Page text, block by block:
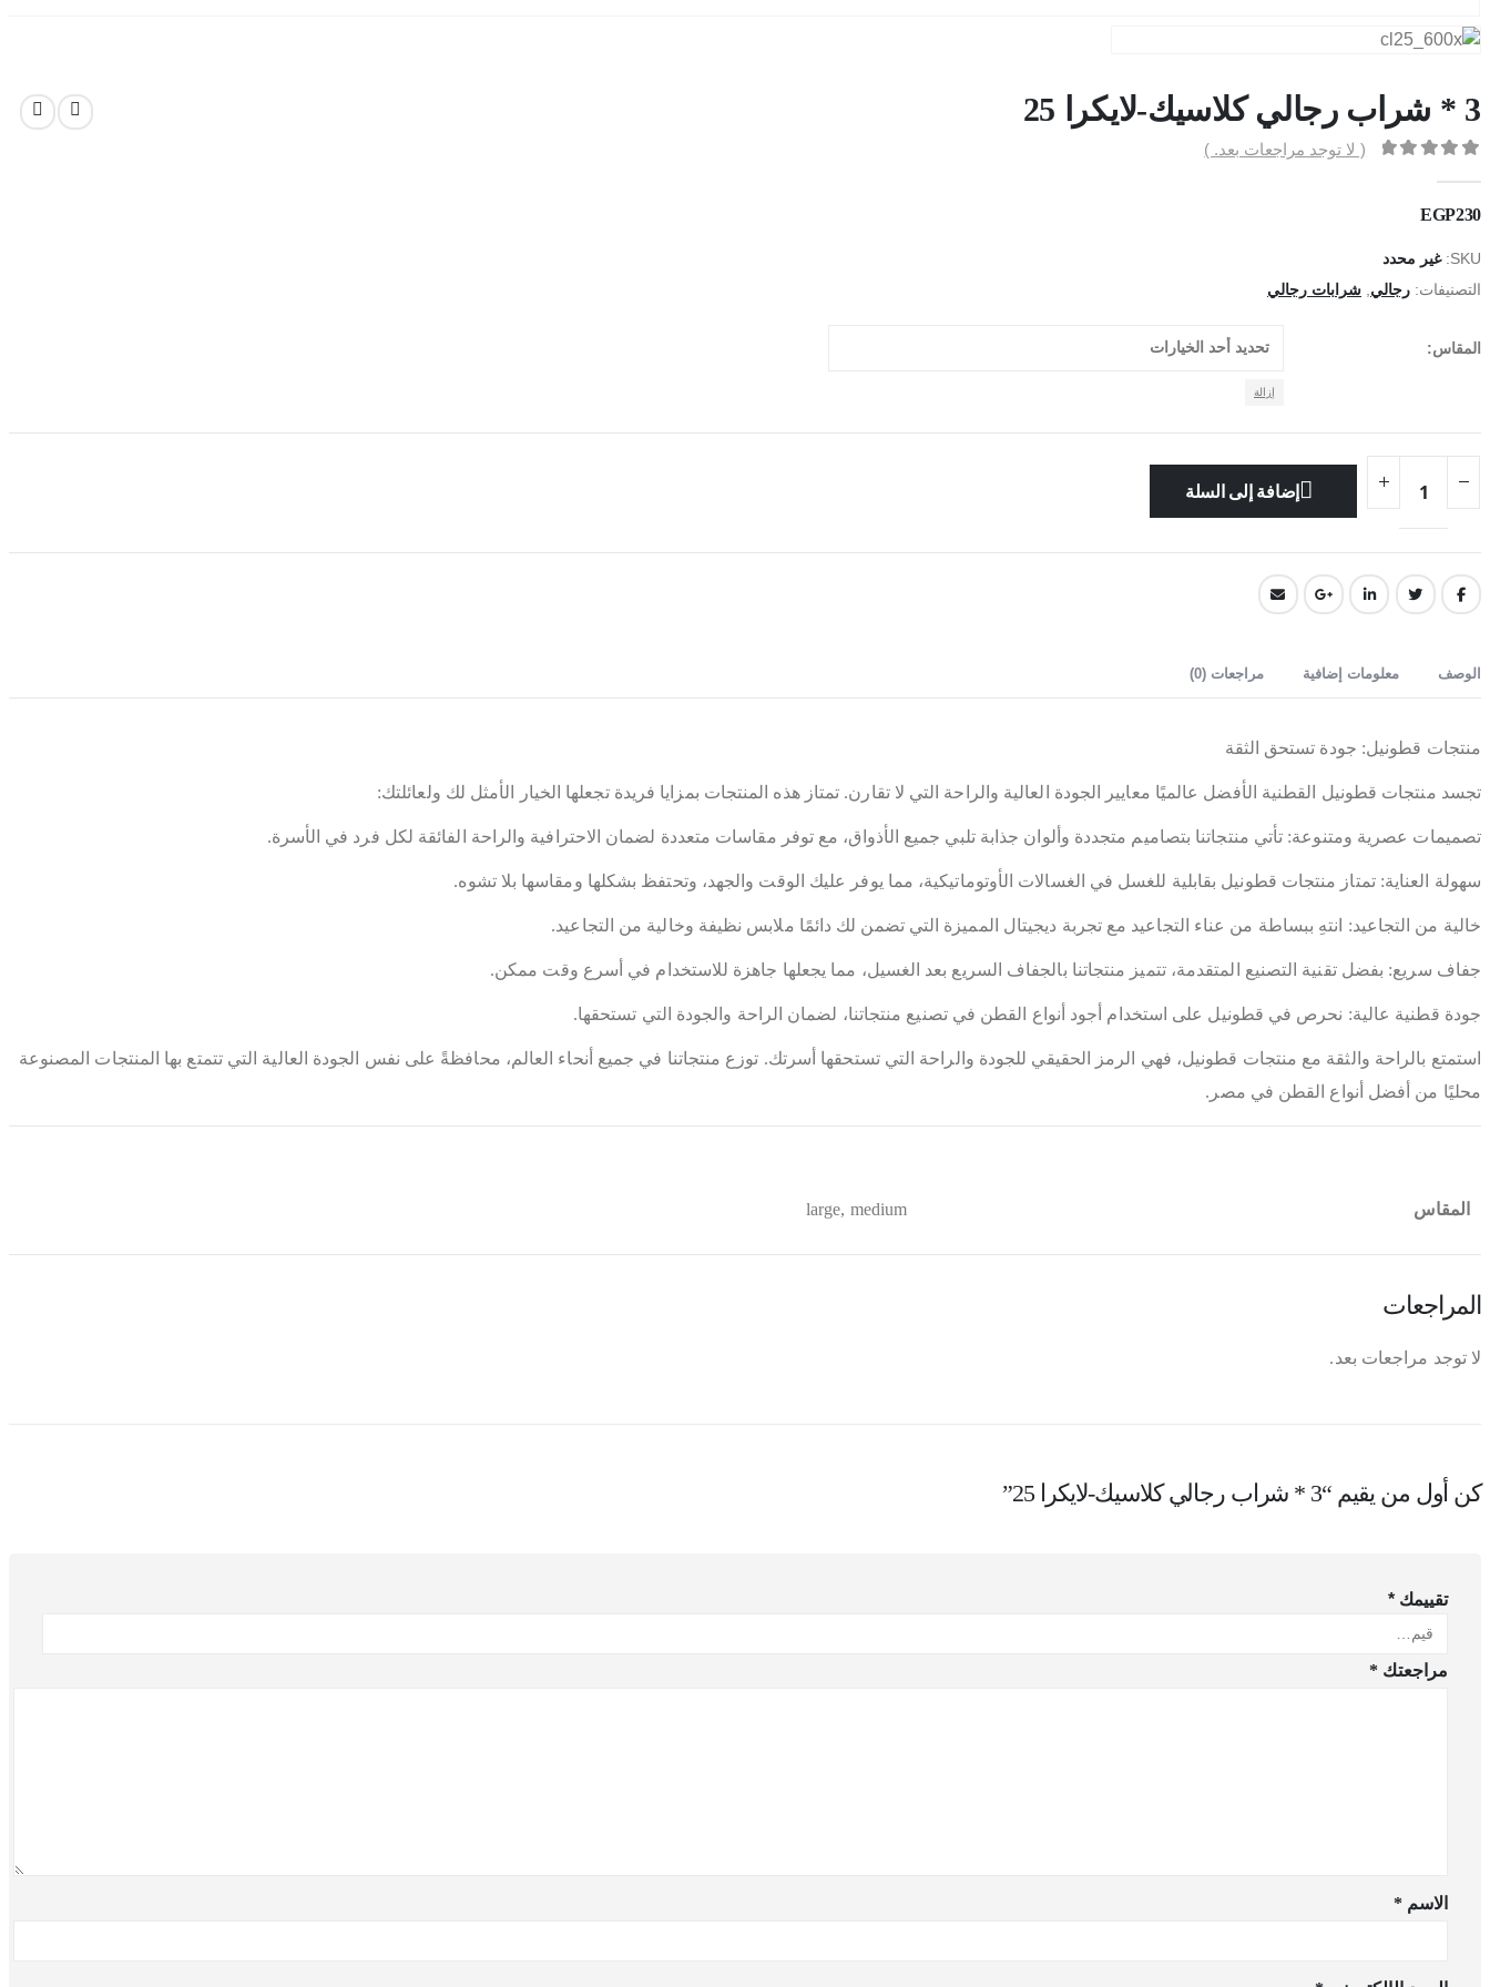
3 * شراب رجالي كلاسيك-لايكرا 25
( لا توجد مراجعات بعد. )
EGP230
SKU: غير محدد
التصنيفات: رجالي, شرابات رجالي
المقاس
إزالة
إضافة إلى السلة
الوصف معلومات إضافية مراجعات (0)
منتجات قطونيل: جودة تستحق الثقة
تجسد منتجات قطونيل القطنية الأفضل عالميًا معايير الجودة العالية والراحة التي لا تقارن. تمتاز هذه المنتجات بمزايا فريدة تجعلها الخيار الأمثل لك ولعائلتك:
تصميمات عصرية ومتنوعة: تأتي منتجاتنا بتصاميم متجددة وألوان جذابة تلبي جميع الأذواق، مع توفر مقاسات متعددة لضمان الاحترافية والراحة الفائقة لكل فرد في الأسرة.
سهولة العناية: تمتاز منتجات قطونيل بقابلية للغسل في الغسالات الأوتوماتيكية، مما يوفر عليك الوقت والجهد، وتحتفظ بشكلها ومقاسها بلا تشوه.
خالية من التجاعيد: انتهِ ببساطة من عناء التجاعيد مع تجربة ديجيتال المميزة التي تضمن لك دائمًا ملابس نظيفة وخالية من التجاعيد.
جفاف سريع: بفضل تقنية التصنيع المتقدمة، تتميز منتجاتنا بالجفاف السريع بعد الغسيل، مما يجعلها جاهزة للاستخدام في أسرع وقت ممكن.
جودة قطنية عالية: نحرص في قطونيل على استخدام أجود أنواع القطن في تصنيع منتجاتنا، لضمان الراحة والجودة التي تستحقها.
استمتع بالراحة والثقة مع منتجات قطونيل، فهي الرمز الحقيقي للجودة والراحة التي تستحقها أسرتك. توزع منتجاتنا في جميع أنحاء العالم، محافظةً على نفس الجودة العالية التي تتمتع بها المنتجات المصنوعة
محليًا من أفضل أنواع القطن في مصر.
المقاس large, medium
المراجعات
لا توجد مراجعات بعد.
كن أول من يقيم “3 * شراب رجالي كلاسيك-لايكرا 25”
تقييمك *
مراجعتك *
الاسم *